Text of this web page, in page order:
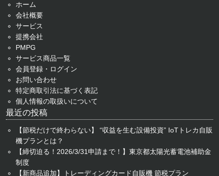
ホーム
会社概要
サービス
提携会社
PMPG
サービス商品一覧
会員登録・ログイン
お問い合わせ
特定商取引法に基づく表記
個人情報の取扱いについて
最近の投稿
【節税だけで終わらない】 “収益を生む設備投資” IoTトレカ自販
機プランとは？
【締切迫る！2026/3/31申請まで！】東京都太陽光蓄電池補助金
制度
【新商品追加】トレーディングカード自販機 節税プラン